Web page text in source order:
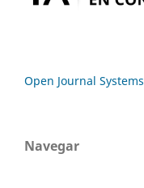
Open Journal Systems
Navegar